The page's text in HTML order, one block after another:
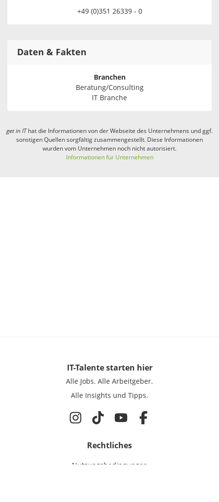
+49 (0)351 26339 - 0
Daten & Fakten
Branchen
Beratung/Consulting
IT Branche
get in IThat die Informationen von der Webseite des Unternehmens und ggf.
sonstigen Quellen sorgfältig zusammengestellt. Diese Informationen
wurden vom Unternehmen noch nicht autorisiert.
Informationen für Unternehmen
IT-Talentestarten hier
Alle Jobs. Alle Arbeitgeber.
Alle Insights und Tipps.
Rechtliches
Nutzungsbedingungen